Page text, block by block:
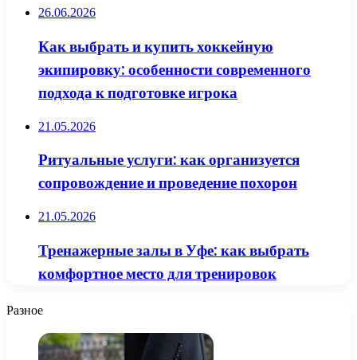
26.06.2026
Как выбрать и купить хоккейную
экипировку: особенности современного
подхода к подготовке игрока
21.05.2026
Ритуальные услуги: как организуется
сопровождение и проведение похорон
21.05.2026
Тренажерные залы в Уфе: как выбрать
комфортное место для тренировок
Разное